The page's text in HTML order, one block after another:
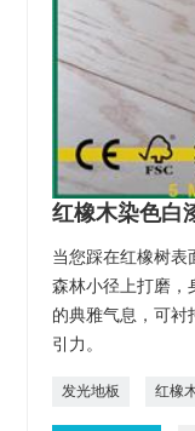
红橡木染色白
当您踩在红橡树表
森林小径上打磨，
的典雅气息，可衬
引力。
发光地板 红橡